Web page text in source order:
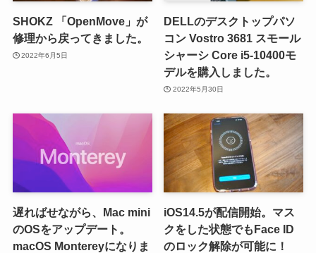
SHOKZ 「OpenMove」が
修理から戻ってきました。
2022年6月5日
DELLのデスクトップパソ
コン Vostro 3681 スモール
シャーシ Core i5-10400モ
デルを購入しました。
2022年5月30日
遅ればせながら、Mac mini
のOSをアップデート。
macOS Montereyになりま
iOS14.5が配信開始。マス
クをした状態でもFace ID
のロック解除が可能に！